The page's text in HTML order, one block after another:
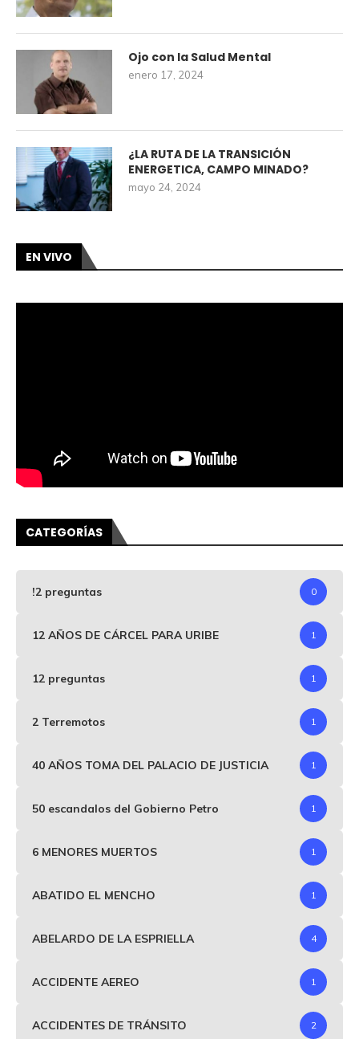
Ojo con la Salud Mental
enero 17, 2024
¿LA RUTA DE LA TRANSICIÓN
ENERGETICA, CAMPO MINADO?
mayo 24, 2024
EN VIVO
CATEGORÍAS
!2 preguntas 0
12 AÑOS DE CÁRCEL PARA URIBE 1
12 preguntas 1
2 Terremotos 1
40 AÑOS TOMA DEL PALACIO DE JUSTICIA 1
50 escandalos del Gobierno Petro 1
6 MENORES MUERTOS 1
ABATIDO EL MENCHO 1
ABELARDO DE LA ESPRIELLA 4
ACCIDENTE AEREO 1
ACCIDENTES DE TRÁNSITO 2